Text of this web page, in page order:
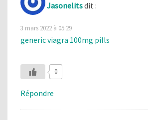
Jasonelitsdit :
3 mars 2022 à 05:29
generic viagra 100mg pills
0
Répondre